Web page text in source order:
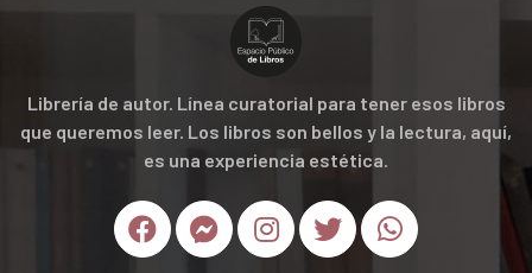
Librería de autor. Línea curatorial para tener esos libros
que queremos leer. Los libros son bellos y la lectura, aquí,
es una experiencia estética.